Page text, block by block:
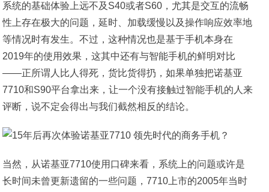
系统的基础体验上远不及S40或者S60，尤其是交互的流畅
性上存在极大的问题，延时、加载缓慢以及操作响应效率地
等情况时有发生。不过，这种情况也是基于手机本身在
2019年的使用效果，这其中还有与智能手机的鲜明对比
——正所谓人比人得死，货比货得扔，如果单独把诺基亚
7710和S90平台拿出来，让一个没有接触过智能手机的人来
评断，说不定会得出与我们截然相反的结论。
当然，从诺基亚7710使用口碑来看，系统上的问题或许是
长时间未曾更新遗留的一些问题，7710上市的2005年当时